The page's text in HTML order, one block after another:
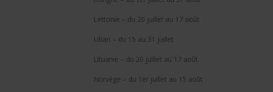
Lettonie – du 20 juillet au 17 août
Liban – du 15 au 31 juillet
Lituanie – du 20 juillet au 17 août
Norvège – du 1er juillet au 15 août